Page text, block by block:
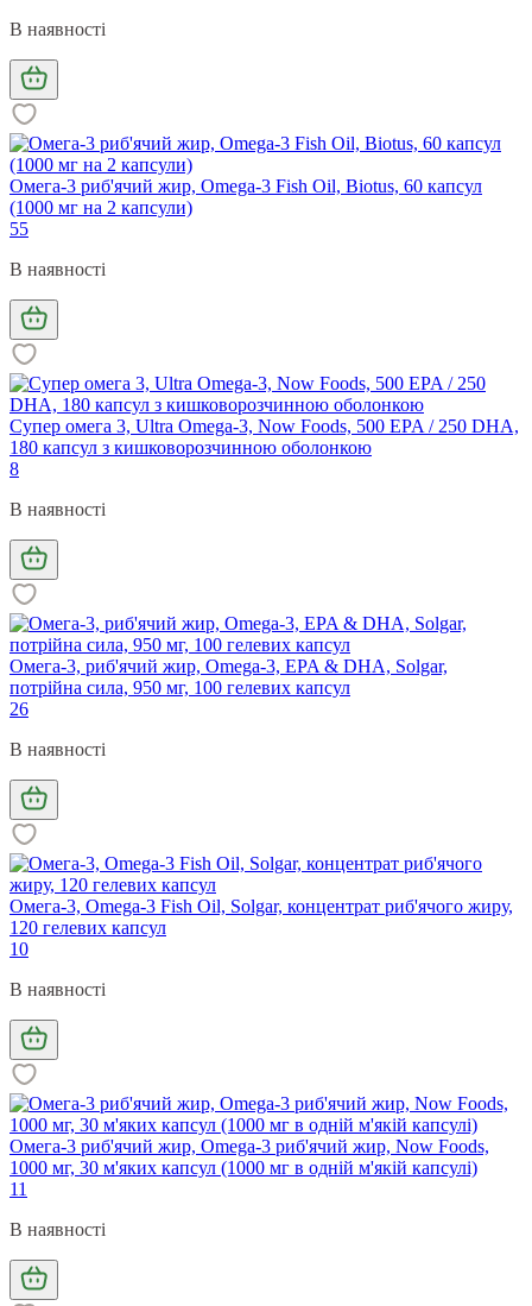
В наявності
Омега-3 риб'ячий жир, Omega-3 Fish Oil, Biotus, 60 капсул
(1000 мг на 2 капсули)
55
В наявності
Супер омега 3, Ultra Omega-3, Now Foods, 500 EPA / 250 DHA,
180 капсул з кишковорозчинною оболонкою
8
В наявності
Омега-3, риб'ячий жир, Omega-3, EPA & DHA, Solgar,
потрійна сила, 950 мг, 100 гелевих капсул
26
В наявності
Омега-3, Omega-3 Fish Oil, Solgar, концентрат риб'ячого жиру,
120 гелевих капсул
10
В наявності
Омега-3 риб'ячий жир, Omega-3 риб'ячий жир, Now Foods,
1000 мг, 30 м'яких капсул (1000 мг в одній м'якій капсулі)
11
В наявності